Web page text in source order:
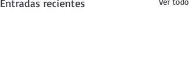
Entradas recientes